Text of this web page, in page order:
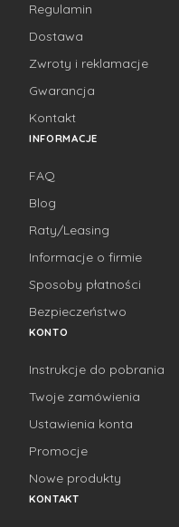
Regulamin
Dostawa
Zwroty i reklamacje
Gwarancja
Kontakt
INFORMACJE
FAQ
Blog
Raty/Leasing
Informacje o firmie
Sposoby płatności
Bezpieczeństwo
KONTO
Instrukcje do pobrania
Twoje zamówienia
Ustawienia konta
Promocje
Nowe produkty
KONTAKT